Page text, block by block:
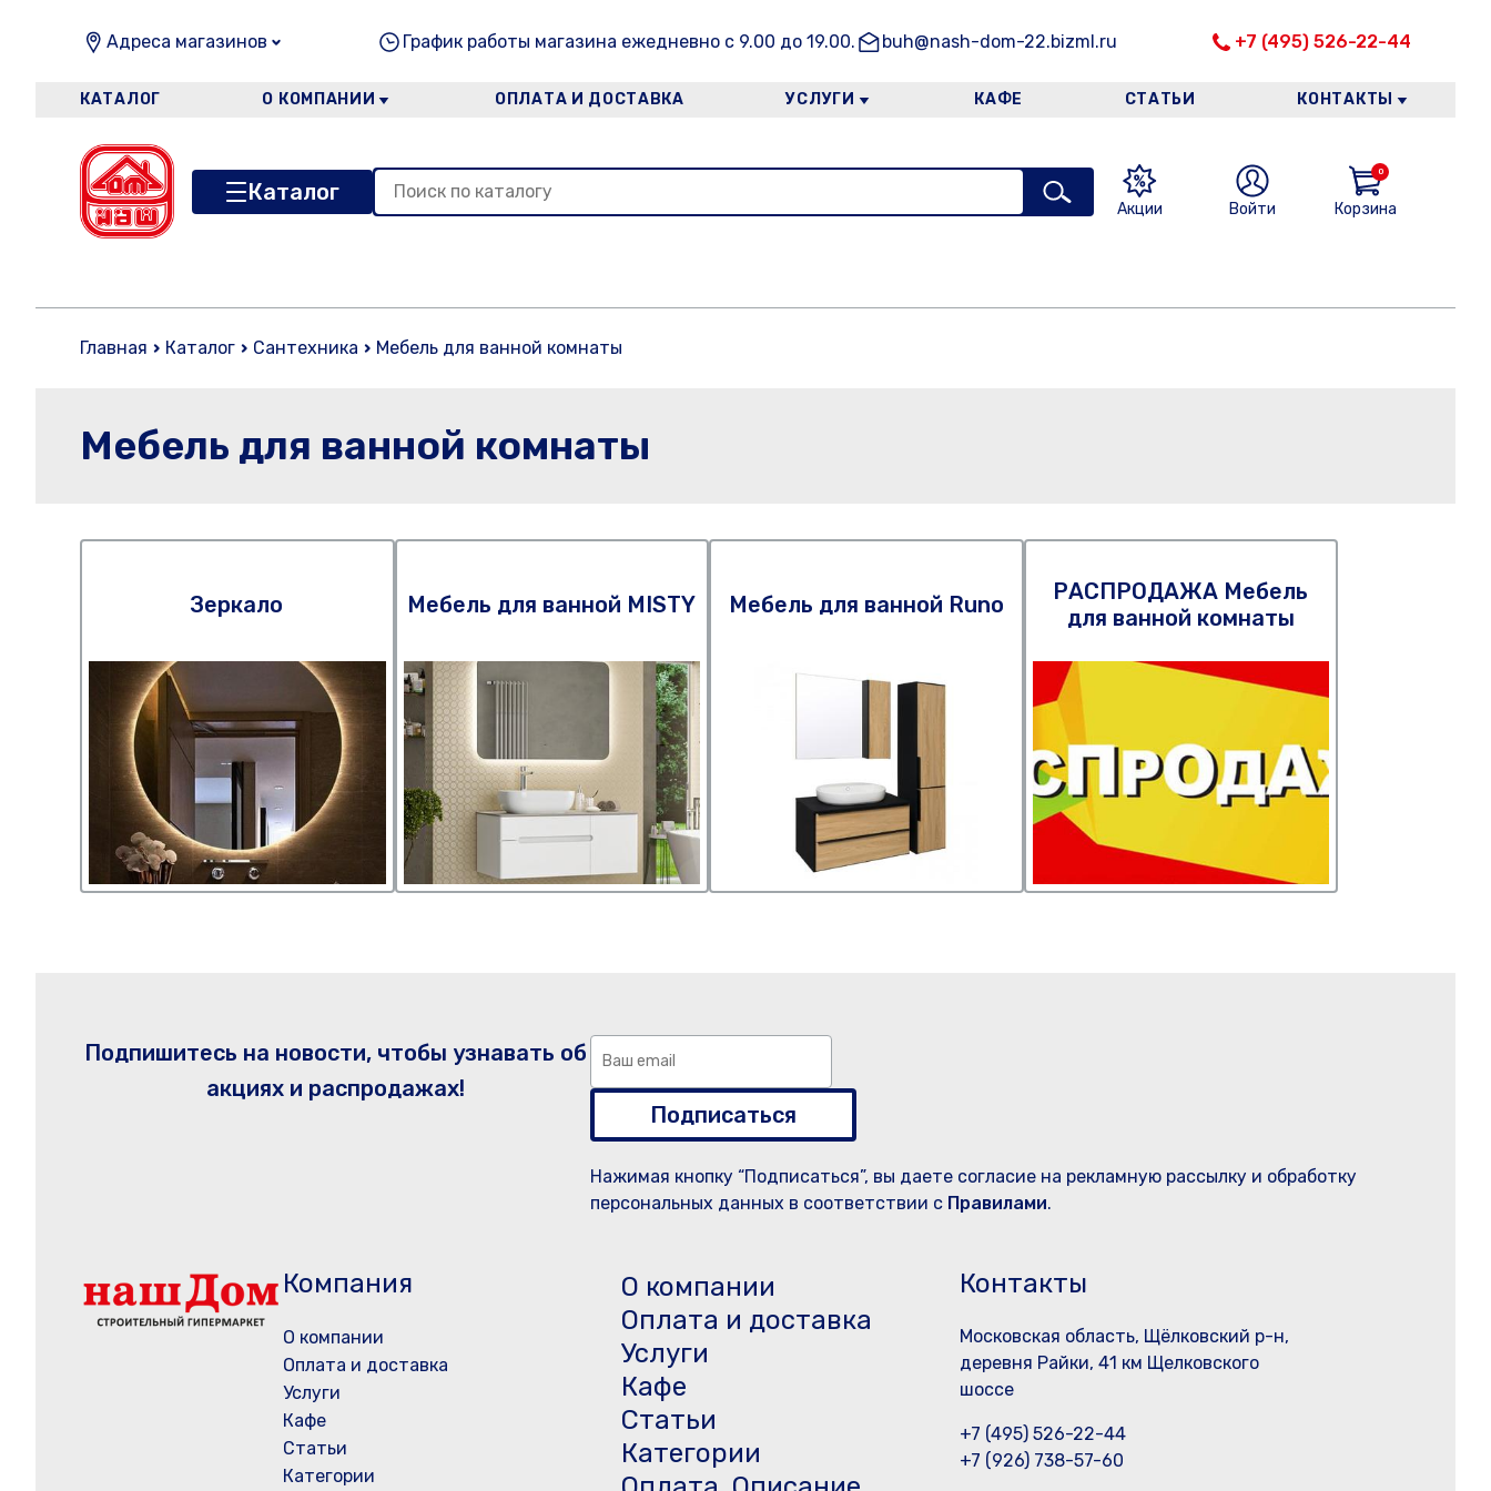
Адреса магазинов График работы магазина ежедневно с 9.00 до 19.00. buh@nash-dom-22.bizml.ru +7 (495) 526-22-44
КАТАЛОГ О КОМПАНИИ ОПЛАТА И ДОСТАВКА УСЛУГИ КАФЕ СТАТЬИ КОНТАКТЫ
Каталог
Акции Войти Корзина
0
Главная Каталог Сантехника Мебель для ванной комнаты
Мебель для ванной комнаты
Зеркало Мебель для ванной MISTY Мебель для ванной Runo
РАСПРОДАЖА Мебель
для ванной комнаты
Подпишитесь на новости, чтобы узнавать об
акциях и распродажах!
Подписаться
Нажимая кнопку “Подписаться”, вы даете согласие на рекламную рассылку и обработку
персональных данных в соответствии с Правилами.
Компания
О компании
Оплата и доставка
Услуги
Кафе
Статьи
Категории
О компании
Оплата и доставка
Услуги
Кафе
Статьи
Категории
Контакты
Московская область, Щёлковский р-н,
деревня Райки, 41 км Щелковского
шоссе
+7 (495) 526-22-44
+7 (926) 738-57-60